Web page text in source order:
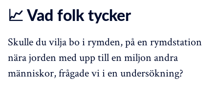
📈 Vad folk tycker
Skulle du vilja bo i rymden, på en rymdstation
nära jorden med upp till en miljon andra
människor, frågade vi i en undersökning?